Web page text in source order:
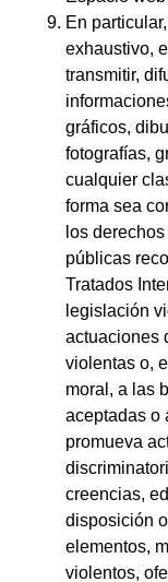
En
exhaustivo,
transmitir,
gráficos,
fotografías,
cualquier
forma sea
los
públicas
Tratados
legislación
actuaciones
violentas o,
moral, a las
aceptadas o
promueva
creencias,
disposición
elementos,
violentos,